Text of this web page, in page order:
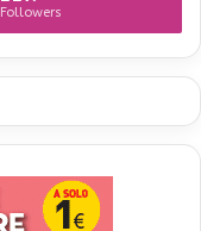
Followers